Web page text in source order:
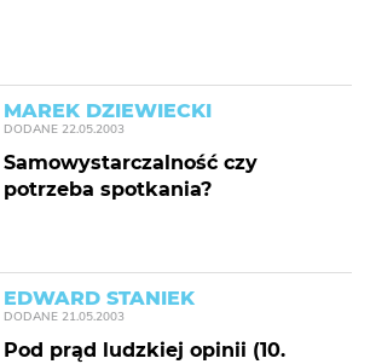
MAREK DZIEWIECKI
DODANE 22.05.2003
Samowystarczalność czy
potrzeba spotkania?
EDWARD STANIEK
DODANE 21.05.2003
Pod prąd ludzkiej opinii (10.